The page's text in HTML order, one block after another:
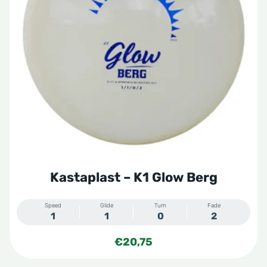
Kastaplast – K1 Glow Berg
Speed
1
Glide
1
Turn
0
Fade
2
€20,75
variaties.
Deze
kan
gekozen
worden